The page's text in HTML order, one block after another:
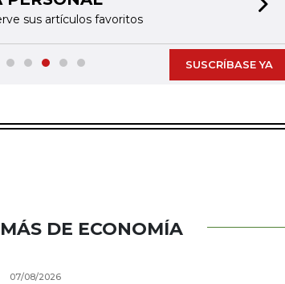
sus artículos favoritos
SUSCRÍBASE YA
MÁS DE ECONOMÍA
07/08/2026